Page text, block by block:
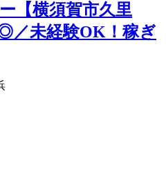
【横須賀市久里
／未経験OK！稼ぎ